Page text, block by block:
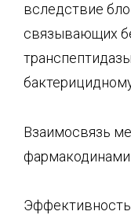
вследствие
связывающих
Взаимосвязь